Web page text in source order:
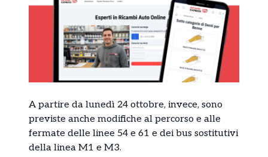
A partire da lunedì 24 ottobre, invece, sono
previste anche modifiche al percorso e alle
fermate delle linee 54 e 61 e dei bus sostitutivi
della linea M1 e M3.